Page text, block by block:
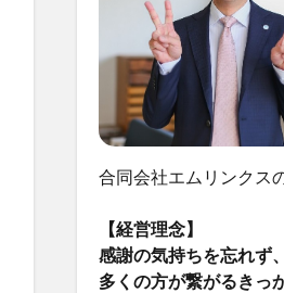
合同会社エムリンクス
【経営理念】
感謝の気持ちを忘れず、
多くの方が繋がるきっ